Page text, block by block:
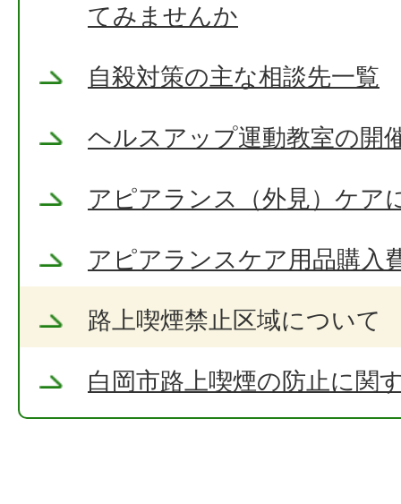
てみませんか
自殺対策の主な相談先一覧
ヘルスアップ運動教室の開
アピアランス（外見）ケア
アピアランスケア用品購入
路上喫煙禁止区域について
白岡市路上喫煙の防止に関